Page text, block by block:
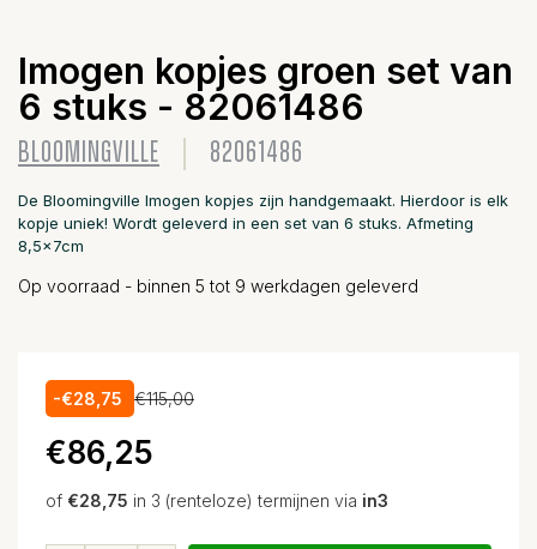
Imogen kopjes groen set van
6 stuks - 82061486
BLOOMINGVILLE 82061486
De Bloomingville Imogen kopjes zijn handgemaakt. Hierdoor is elk
kopje uniek! Wordt geleverd in een set van 6 stuks. Afmeting
8,5x7cm
Op voorraad - binnen 5 tot 9 werkdagen geleverd
-€28,75 €115,00
€86,25
of €28,75 in 3 (renteloze) termijnen via in3